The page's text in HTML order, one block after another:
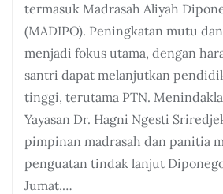
termasuk Madrasah Aliyah
(MADIPO). Peningkatan mutu
menjadi fokus utama, dengan
santri dapat melanjutkan
tinggi, terutama PTN.
Yayasan Dr. Hagni Ngesti
pimpinan madrasah dan panitia
penguatan tindak lanjut
Jumat,…